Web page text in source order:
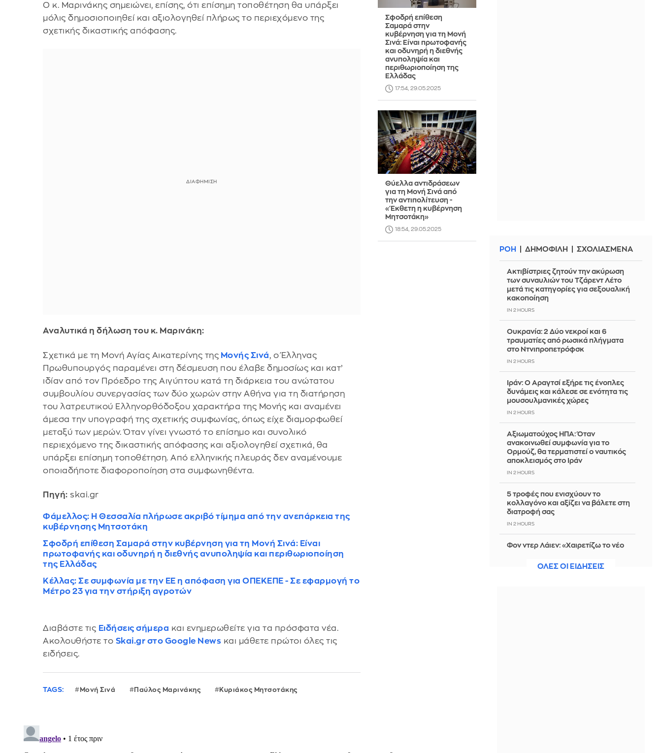
Ο κ. Μαρινάκης σημειώνει, επίσης, ότι επίσημη τοποθέτηση θα υπάρξει
μόλις δημοσιοποιηθεί και αξιολογηθεί πλήρως το περιεχόμενο της
σχετικής δικαστικής απόφασης.
Αναλυτικά η δήλωση του κ. Μαρινάκη:
Σχετικά με τη Μονή Αγίας Αικατερίνης της Μονής Σινά, ο Έλληνας
Πρωθυπουργός παραμένει στη δέσμευση που έλαβε δημοσίως και κατ’
ιδίαν από τον Πρόεδρο της Αιγύπτου κατά τη διάρκεια του ανώτατου
συμβουλίου συνεργασίας των δύο χωρών στην Αθήνα για τη διατήρηση
του λατρευτικού Ελληνορθόδοξου χαρακτήρα της Μονής και αναμένει
άμεσα την υπογραφή της σχετικής συμφωνίας, όπως είχε διαμορφωθεί
μεταξύ των μερών. Όταν γίνει γνωστό το επίσημο και συνολικό
περιεχόμενο της δικαστικής απόφασης και αξιολογηθεί σχετικά, θα
υπάρξει επίσημη τοποθέτηση. Από ελληνικής πλευράς δεν αναμένουμε
οποιαδήποτε διαφοροποίηση στα συμφωνηθέντα.
Πηγή: skai.gr
Φάμελλος: Η Θεσσαλία πλήρωσε ακριβό τίμημα από την ανεπάρκεια της
κυβέρνησης Μητσοτάκη
Σφοδρή επίθεση Σαμαρά στην κυβέρνηση για τη Μονή Σινά: Είναι
πρωτοφανής και οδυνηρή η διεθνής ανυποληψία και περιθωριοποίηση
της Ελλάδας
Κέλλας: Σε συμφωνία με την ΕΕ η απόφαση για ΟΠΕΚΕΠΕ - Σε εφαρμογή το
Μέτρο 23 για την στήριξη αγροτών
Διαβάστε τις Ειδήσεις σήμερα και ενημερωθείτε για τα πρόσφατα νέα.
Ακολουθήστε το Skai.gr στο Google News και μάθετε πρώτοι όλες τις
ειδήσεις.
TAGS: Μονή Σινά Παύλος Μαρινάκης Κυριάκος Μητσοτάκης
Σφοδρή επίθεση
Σαμαρά στην
κυβέρνηση για τη Μονή
Σινά: Είναι πρωτοφανής
και οδυνηρή η διεθνής
ανυποληψία και
περιθωριοποίηση της
Ελλάδας
17:54, 29.05.2025
Θύελλα αντιδράσεων
για τη Μονή Σινά από
την αντιπολίτευση -
«Έκθετη η κυβέρνηση
Μητσοτάκη»
18:54, 29.05.2025
ΡΟΗ ΔΗΜΟΦΙΛΗ ΣΧΟΛΙΑΣΜΕΝΑ
Ακτιβίστριες ζητούν την ακύρωση
των συναυλιών του Τζάρεντ Λέτο
μετά τις κατηγορίες για σεξουαλική
κακοποίηση
IN 2 HOURS
Ουκρανία: 2 Δύο νεκροί και 6
τραυματίες από ρωσικά πλήγματα
στο Ντνιπροπετρόφσκ
IN 2 HOURS
Ιράν: Ο Αραγτσί εξήρε τις ένοπλες
δυνάμεις και κάλεσε σε ενότητα τις
μουσουλμανικές χώρες
IN 2 HOURS
Αξιωματούχος ΗΠΑ: Όταν
ανακοινωθεί συμφωνία για το
Ορμούζ, θα τερματιστεί ο ναυτικός
αποκλεισμός στο Ιράν
IN 2 HOURS
5 τροφές που ενισχύουν το
κολλαγόνο και αξίζει να βάλετε στη
διατροφή σας
IN 2 HOURS
Φον ντερ Λάιεν: «Χαιρετίζω το νέο
από τη Γερουσία των ΗΠΑ»
ΟΛΕΣ ΟΙ ΕΙΔΗΣΕΙΣ